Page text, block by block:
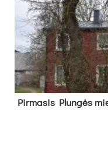
Pir­ma­sis Plun­gės